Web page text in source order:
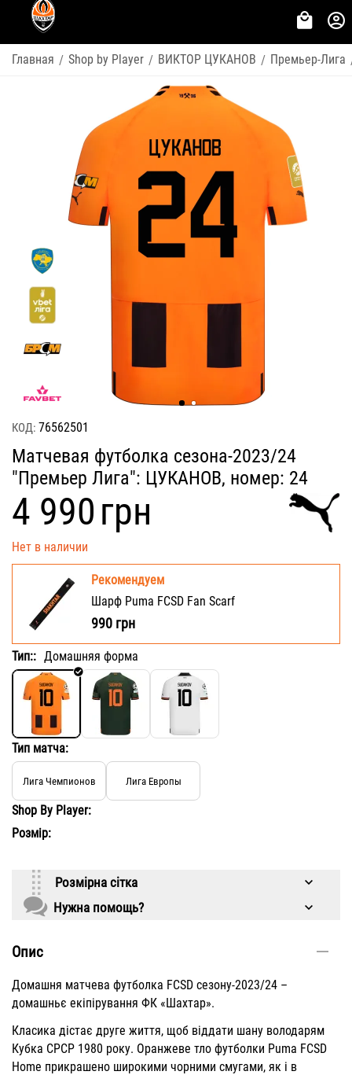
Главная / Shop by Player / ВИКТОР ЦУКАНОВ / Премьер-Лига
КОД: 76562501
Матчевая футболка сезона-2023/24
"Премьер Лига": ЦУКАНОВ, номер: 24
‍4 990‍грн
Нет в наличии
Рекомендуем
Шарф Puma FCSD Fan Scarf
990 грн
Тип:: Домашняя форма
Тип матча:
Лига Чемпионов Лига Европы
Shop By Player:
Розмір:
Розмірна сітка
Нужна помощь?
Опис
Домашня матчева футболка FCSD сезону-2023/24 –
домашньє екіпірування ФК «Шахтар».
Класика дістає друге життя, щоб віддати шану володарям
Кубка СРСР 1980 року. Оранжеве тло футболки Puma FCSD
Home прикрашено широкими чорними смугами, як і в